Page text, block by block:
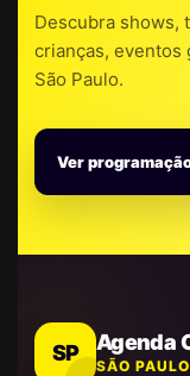
Descubra shows,
crianças, eventos
São Paulo.
Ver
SP Agenda
SÃO PAULO